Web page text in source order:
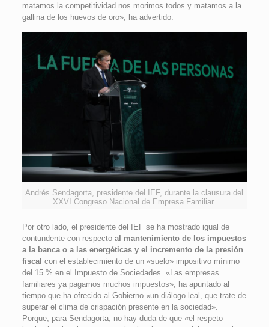
matamos la competitividad nos morimos todos y matamos a la
gallina de los huevos de oro», ha advertido.
Andrés Sendagorta, presidente del IEF, durante la clausura del
XXVI Congreso Nacional de Empresa Familiar.
Por otro lado, el presidente del IEF se ha mostrado igual de
contundente con respecto al mantenimiento de los impuestos
a la banca o a las energéticas y el incremento de la presión
fiscal con el establecimiento de un «suelo» impositivo mínimo
del 15 % en el Impuesto de Sociedades. «Las empresas
familiares ya pagamos muchos impuestos», ha apuntado al
tiempo que ha ofrecido al Gobierno «un diálogo leal, que trate de
superar el clima de crispación presente en la sociedad».
Porque, para Sendagorta, no hay duda de que «el respeto